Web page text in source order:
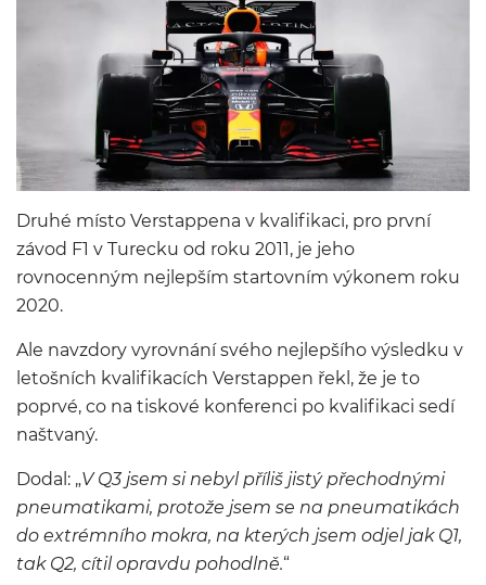
Druhé místo Verstappena v kvalifikaci, pro první
závod F1 v Turecku od roku 2011, je jeho
rovnocenným nejlepším startovním výkonem roku
2020.
Ale navzdory vyrovnání svého nejlepšího výsledku v
letošních kvalifikacích Verstappen řekl, že je to
poprvé, co na tiskové konferenci po kvalifikaci sedí
naštvaný.
Dodal: „V Q3 jsem si nebyl příliš jistý přechodnými
pneumatikami, protože jsem se na pneumatikách
do extrémního mokra, na kterých jsem odjel jak Q1,
tak Q2, cítil opravdu pohodlně.“